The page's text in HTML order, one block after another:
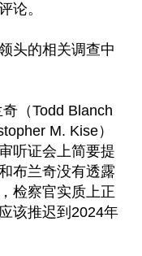
论。
头的相关调查中
（Todd Blanch
M. Kise）
听证会上简要提
布兰奇没有透露
检察官实质上正
该推迟到2024年